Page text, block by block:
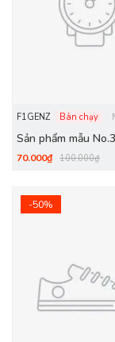
F1GENZ Bán chạy
Sản phẩm mẫu No.3
70.000₫ 100.000₫
-50%